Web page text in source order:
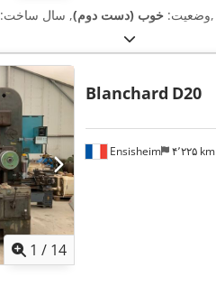
وضعیت: خوب (دست دوم), سال ساخت: ,
1 / 14
Ensisheim ۴٬۲۲۵ km
Blanchard D20